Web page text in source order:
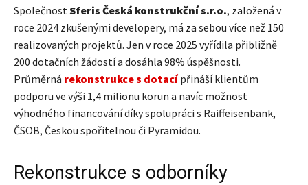
SpolečnostSferis Česká konstrukční s.r.o., založená v
roce 2024 zkušenými developery, má za sebou více než 150
realizovaných projektů. Jen v roce 2025 vyřídila přibližně
200 dotačních žádostí a dosáhla 98% úspěšnosti.
Průměrná rekonstrukce s dotacípřináší klientům
podporu ve výši 1,4 milionu korun a navíc možnost
výhodného financování díky spolupráci s Raiffeisenbank,
ČSOB, Českou spořitelnou či Pyramidou.
Rekonstrukce s odborníky